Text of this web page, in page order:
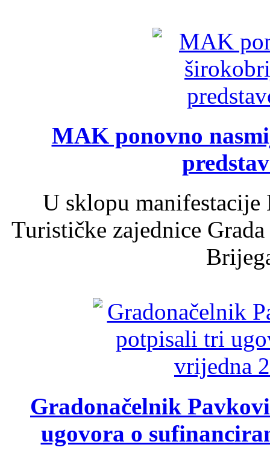
MAK ponovno
U sklopu
Turističke zajednice
Gradonačelnik
ugovora o